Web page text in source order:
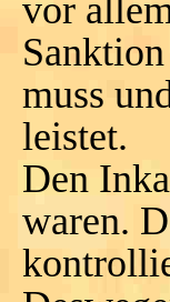
vor
muss
leistet.
Den
waren.